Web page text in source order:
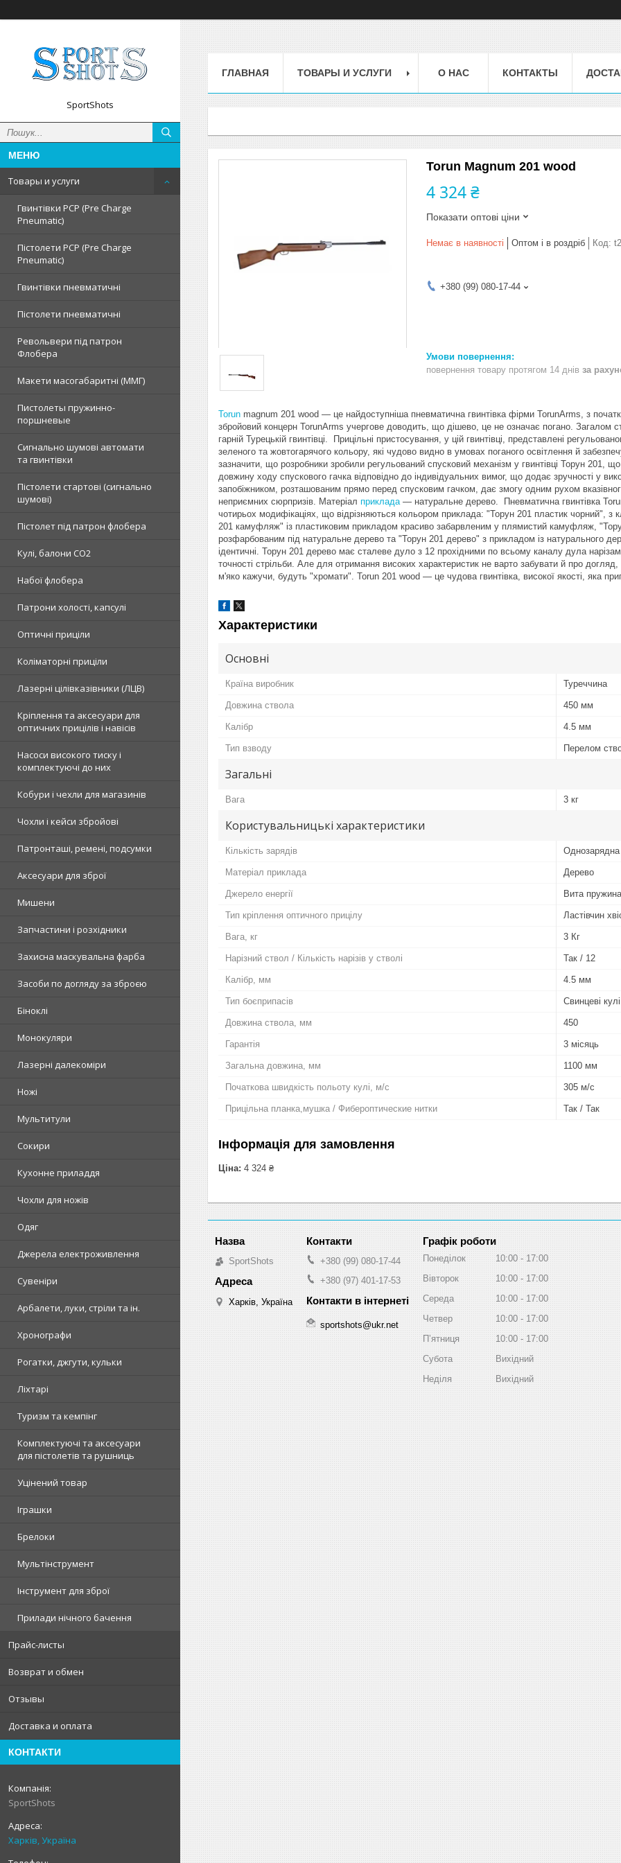
SportShots
Товары и услуги
Гвинтівки PCP (Pre Charge
Pneumatic)
Пістолети PCP (Pre Charge
Pneumatic)
Гвинтівки пневматичні
Пістолети пневматичні
Револьвери під патрон
Флобера
Макети масогабаритні (ММГ)
Пистолеты пружинно-
поршневые
Сигнально шумові автомати
та гвинтівки
Пістолети стартові (сигнально
шумові)
Пістолет під патрон флобера
Кулі, балони СО2
Набої флобера
Патрони холості, капсулі
Оптичні приціли
Коліматорні приціли
Лазерні цілівказівники (ЛЦВ)
Кріплення та аксесуари для
оптичних прицілів і навісів
Насоси високого тиску і
комплектуючі до них
Кобури і чехли для магазинів
Чохли і кейси збройові
Патронташі, ремені, подсумки
Аксесуари для зброї
Мишени
Запчастини і розхідники
Захисна маскувальна фарба
Засоби по догляду за зброєю
Біноклі
Монокуляри
Лазерні далекоміри
Ножі
Мультитули
Сокири
Кухонне приладдя
Чохли для ножів
Одяг
Джерела електроживлення
Сувеніри
Арбалети, луки, стріли та ін.
Хронографи
Рогатки, джгути, кульки
Ліхтарі
Туризм та кемпінг
Комплектуючі та аксесуари
для пістолетів та рушниць
Уцінений товар
Іграшки
Брелоки
Мультінструмент
Інструмент для зброї
Прилади нічного бачення
Прайс-листы
Возврат и обмен
Отзывы
Доставка и оплата
КОНТАКТИ
SportShots
Харків, Україна
ГЛАВНАЯ ТОВАРЫ И УСЛУГИ О НАС КОНТАКТЫ
Torun Magnum 201 wood
4 324 ₴
Показати оптові ціни
Немає в наявності Оптом і в роздріб Код:
+380 (99) 080-17-44
повернення товару протягом 14 днів за
Torun magnum 201 wood — це найдоступніша пневматична гвинтівка фірми TorunArms, з
збройовий концерн TorunArms учергове доводить, що дішево, це не означає погано. Загалом
гарній Турецькій гвинтівці.
Прицільні пристосування, у цій гвинтівці, представлені
зеленого та жовтогарячого кольору, які чудово видно в умовах поганого освітлення й
зазначити, що розробники зробили регульований спусковий механізм у гвинтівці Торун 201,
довжину ходу спускового гачка відповідно до індивідуальних вимог, що додає зручності у
запобіжником, розташованим прямо перед спусковим гачком,
дає змогу одним рухом
неприємних сюрпризів. Матеріал приклада — натуральне дерево. Пневматична гвинтівка
чотирьох модифікаціях, що відрізняються кольором приклада: "Торун 201 пластик чорний",
201 камуфляж" із пластиковим прикладом красиво забарвленим у плямистий камуфляж,
розфарбованим під натуральне дерево та "Торун 201 дерево" з прикладом із натурального
ідентичні. Торун 201 дерево має сталеве дуло з 12 прохідними по всьому каналу дула
точності стрільби. Але для отримання високих характеристик не варто забувати й про
м'яко кажучи, будуть "хромати". Torun 201 wood — це чудова гвинтівка, високої якості, яка
Характеристики
Основні
Країна виробник Туреччина
Довжина ствола 450 мм
Калібр 4.5 мм
Тип взводу Перелом
Загальні
Вага 3 кг
Користувальницькі характеристики
Кількість зарядів Однозарядна
Матеріал приклада Дерево
Джерело енергії Вита пружина
Тип кріплення оптичного прицілу Ластівчин
Вага, кг 3 Кг
Нарізний ствол / Кількість нарізів у стволі Так / 12
Калібр, мм 4.5 мм
Тип боєприпасів Свинцеві кулі
Довжина ствола, мм 450
Гарантія 3 місяць
Загальна довжина, мм 1100 мм
Початкова швидкість польоту кулі, м/с 305 м/с
Прицільна планка,мушка / Фибероптические нитки Так / Так
Інформація для замовлення
Ціна: 4 324 ₴
SportShots
Харків, Україна
+380 (99) 080-17-44
+380 (97) 401-17-53
sportshots@ukr.net
Графік роботи
Понеділок 10:00
17:00
Вівторок
10:00
17:00
Середа
10:00
17:00
Четвер
10:00
17:00
Пʼятниця
10:00
17:00
Субота
Вихідний
Неділя
Вихідний